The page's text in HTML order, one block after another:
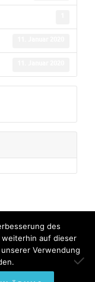
am
des
weiterhin auf dieser
Verwendung